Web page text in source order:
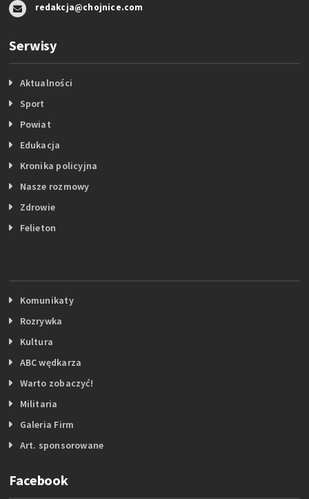
redakcja@chojnice.com
Serwisy
Aktualności
Sport
Powiat
Edukacja
Kronika policyjna
Nasze rozmowy
Zdrowie
Felieton
Komunikaty
Rozrywka
Kultura
ABC wędkarza
Warto zobaczyć!
Militaria
Galeria Firm
Art. sponsorowane
Facebook